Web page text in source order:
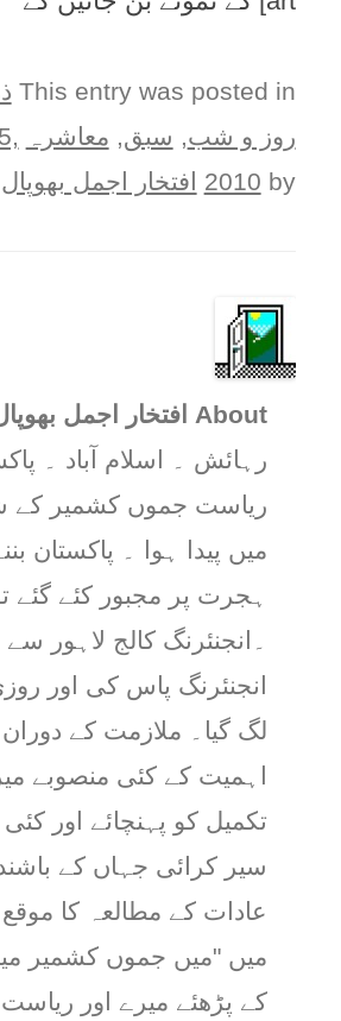
This entry was posted in
روز و شب, سبق, معاشرہ
2010 by افتخار اجمل بھوپال
About افتخار اجمل بھوپال
رہائش ۔ اسلام آباد ۔
ریاست جموں کشمیر کے
میں پیدا ہوا ۔ پاکستان
ہجرت پر مجبور کئے گئے
۔انجنئرنگ کالج لاہور
انجنئرنگ پاس کی اور
لگ گیا۔ ملازمت کے
اہمیت کے کئی منصوبے
تکمیل کو پہنچائے اور
سیر کرائی جہاں کے
عادات کے مطالعہ کا
میں "میں جموں کشمیر
کے پڑھئے میرے اور